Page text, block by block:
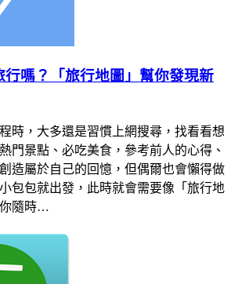
行嗎？「旅行地圖」幫你發現新
時，大多還是習慣上網搜尋，找看看想
門景點、必吃美食，參考前人的心得、
造屬於自己的回憶，但偶爾也會懶得做
包包就出發，此時就會需要像「旅行地
你隨時…